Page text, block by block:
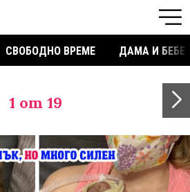
СВОБОДНО ВРЕМЕ ДАМА И БЕБЕ
1 от 19